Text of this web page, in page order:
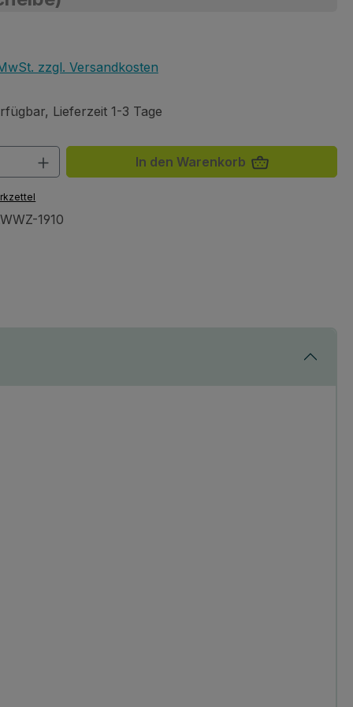
zzgl. Versandkosten
Lieferzeit 1-3 Tage
Anzahl: Gib den gewünschten Wert
In den Warenkorb
1910